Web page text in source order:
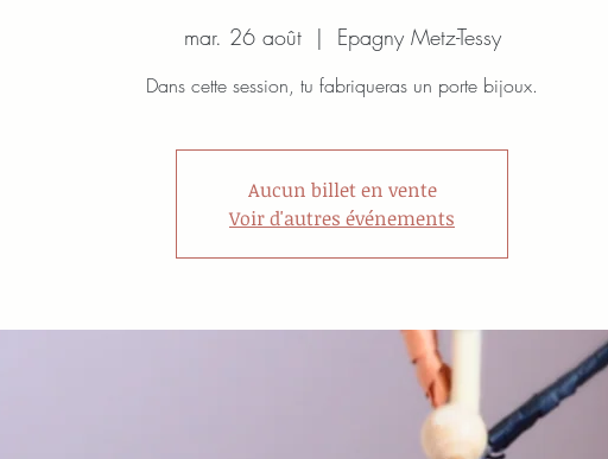
mar. 26 août
  |
Epagny Metz-Tessy
Dans cette session, tu fabriqueras un porte bijoux.
Aucun billet en vente
Voir d'autres événements